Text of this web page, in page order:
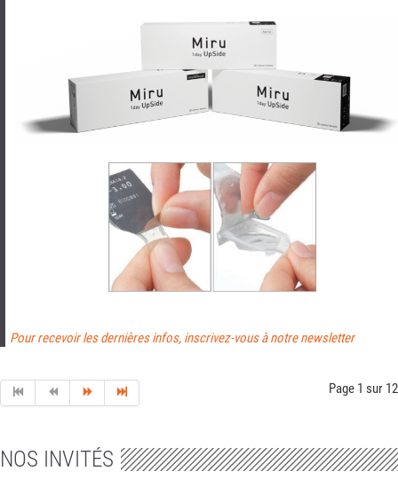
Pour recevoir les dernières infos, inscrivez-vous à notre newsletter
Page 1 sur 12
NOS INVITÉS